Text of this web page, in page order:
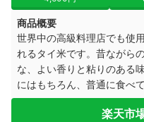
商品概要
世界中の高級料理店でも使
れるタイ米です。昔ながら
な、よい香りと粘りのある
にはもちろん、普通に食べ
楽天市